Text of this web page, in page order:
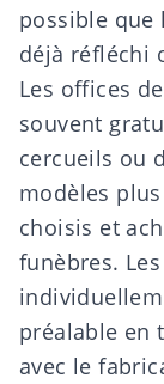
possible que
déjà réfléchi
Les offices
souvent
cercueils ou
modèles
choisis et
funèbres.
préalable en
avec le